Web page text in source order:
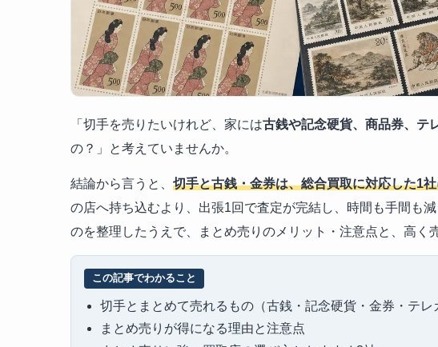
「切手を売りたいけれど、家には古銭や記念硬貨、商品券、テ
の？」と考えていませんか。
結論から言うと、 切手と古銭・金券は、総合買取に対応した1
の店へ持ち込むより、出張1回で査定が完結し、時間も手間も
のを整理したうえで、まとめ売りのメリット・注意点と、高く
この記事でわかること
切手とまとめて売れるもの（古銭・記念硬貨・金券・テレ
まとめ売りが得になる理由と注意点